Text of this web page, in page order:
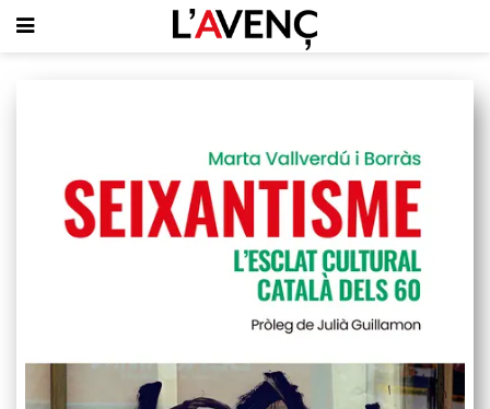
L'AVENÇ PAPER
PLECS D'HISTÒRIA LOCAL
LLIBRES
Focus
Entrevistes